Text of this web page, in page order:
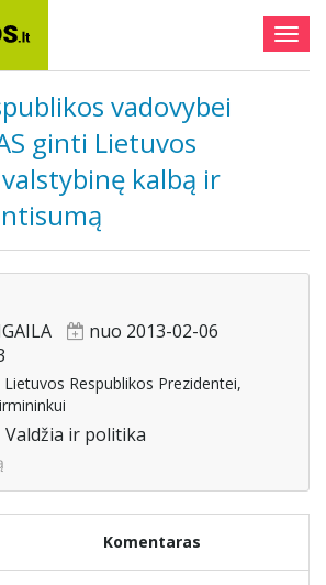
vadovybei
ginti Lietuvos
kalbą ir
nuo 2013-02-06
Lietuvos Respublikos Prezidentei,
Valdžia ir politika
Komentaras